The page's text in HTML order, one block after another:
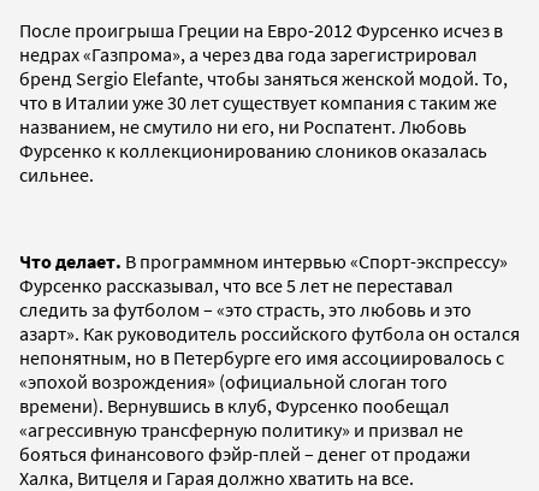
После проигрыша Греции на Евро-2012 Фурсенко исчез в
недрах «Газпрома», а через два года зарегистрировал
бренд Sergio Elefante, чтобы заняться женской модой. То,
что в Италии уже 30 лет существует компания с таким же
названием, не смутило ни его, ни Роспатент. Любовь
Фурсенко к коллекционированию слоников оказалась
сильнее.
Что делает. В программном интервью «Спорт-экспрессу»
Фурсенко рассказывал, что все 5 лет не переставал
следить за футболом – «это страсть, это любовь и это
азарт». Как руководитель российского футбола он остался
непонятным, но в Петербурге его имя ассоциировалось с
«эпохой возрождения» (официальной слоган того
времени). Вернувшись в клуб, Фурсенко пообещал
«агрессивную трансферную политику» и призвал не
бояться финансового фэйр-плей – денег от продажи
Халка, Витцеля и Гарая должно хватить на все.